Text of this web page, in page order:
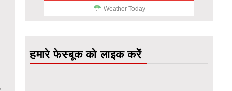
Weather Today
हमारे फेस्बूक को लाइक करें